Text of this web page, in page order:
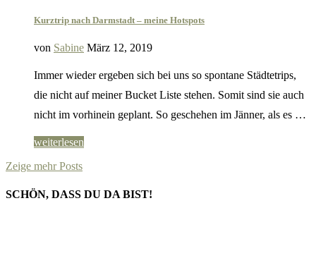
Kurztrip nach Darmstadt – meine Hotspots
von Sabine März 12, 2019
Immer wieder ergeben sich bei uns so spontane Städtetrips,
die nicht auf meiner Bucket Liste stehen. Somit sind sie auch
nicht im vorhinein geplant. So geschehen im Jänner, als es …
weiterlesen
Zeige mehr Posts
SCHÖN, DASS DU DA BIST!